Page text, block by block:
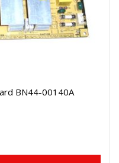
BN44-00140A